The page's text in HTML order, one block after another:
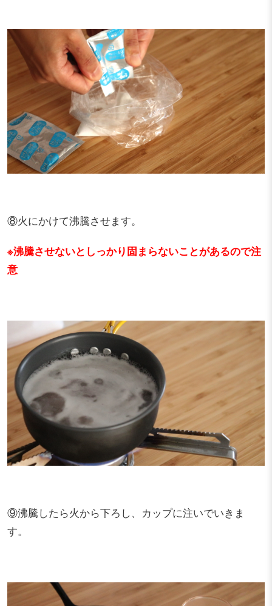
⑧火にかけて沸騰させます。
※沸騰させないとしっかり固まらないことがあるので注
意
⑨沸騰したら火から下ろし、カップに注いでいきま
す。